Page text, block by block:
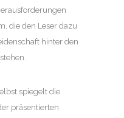
die den Leser dazu
hinter den
spiegelt die
präsentierten